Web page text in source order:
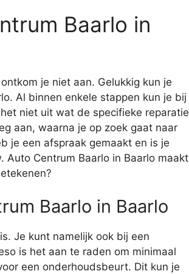
Baarlo in
je niet aan. Gelukkig kun je
Al binnen enkele stappen kun je bij
niet uit wat de specifieke reparatie
aan, waarna je op zoek gaat naar
je een afspraak gemaakt en is je
Centrum Baarlo in Baarlo maakt
Baarlo in Baarlo
Je kunt namelijk ook bij een
is het aan te raden om minimaal
een onderhoudsbeurt. Dit kun je